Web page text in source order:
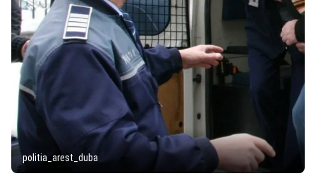
politia_arest_duba